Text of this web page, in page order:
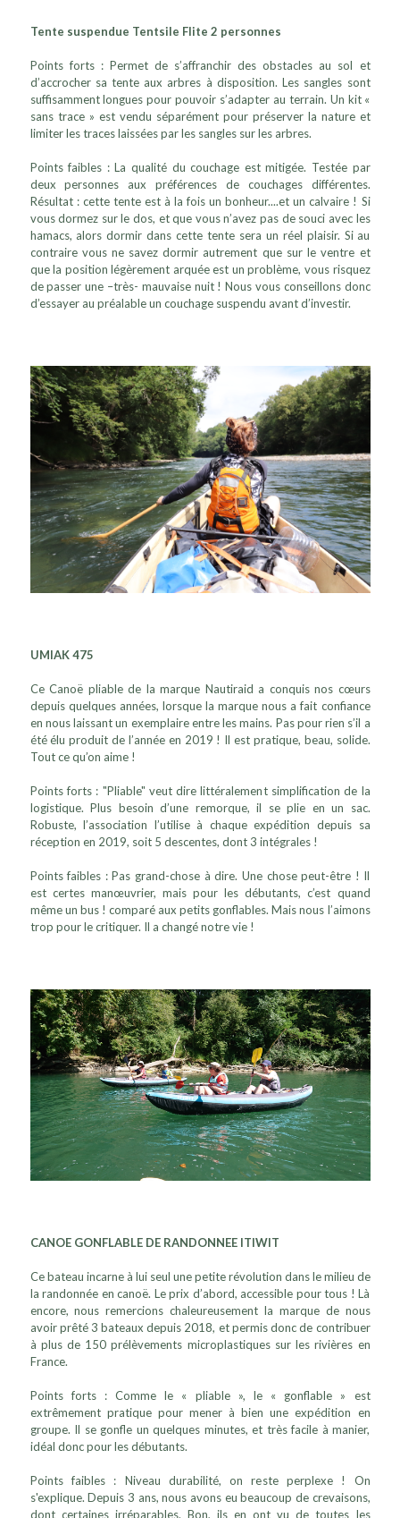
Tente suspendue Tentsile Flite 2 personnes
Points forts : Permet de s’affranchir des obstacles au sol et
d’accrocher sa tente aux arbres à disposition. Les sangles sont
suffisamment longues pour pouvoir s’adapter au terrain. Un kit «
sans trace » est vendu séparément pour préserver la nature et
limiter les traces laissées par les sangles sur les arbres.
Points faibles : La qualité du couchage est mitigée. Testée par
deux personnes aux préférences de couchages différentes.
Résultat : cette tente est à la fois un bonheur....et un calvaire ! Si
vous dormez sur le dos, et que vous n’avez pas de souci avec les
hamacs, alors dormir dans cette tente sera un réel plaisir. Si au
contraire vous ne savez dormir autrement que sur le ventre et
que la position légèrement arquée est un problème, vous risquez
de passer une –très- mauvaise nuit ! Nous vous conseillons donc
d’essayer au préalable un couchage suspendu avant d’investir.
UMIAK 475
Ce Canoë pliable de la marque Nautiraid a conquis nos cœurs
depuis quelques années, lorsque la marque nous a fait confiance
en nous laissant un exemplaire entre les mains. Pas pour rien s’il a
été élu produit de l’année en 2019 ! Il est pratique, beau, solide.
Tout ce qu’on aime !
Points forts : "Pliable" veut dire littéralement simplification de la
logistique. Plus besoin d’une remorque, il se plie en un sac.
Robuste, l’association l’utilise à chaque expédition depuis sa
réception en 2019, soit 5 descentes, dont 3 intégrales !
Points faibles : Pas grand-chose à dire. Une chose peut-être ! Il
est certes manœuvrier, mais pour les débutants, c’est quand
même un bus ! comparé aux petits gonflables. Mais nous l’aimons
trop pour le critiquer. Il a changé notre vie !
CANOE GONFLABLE DE RANDONNEE ITIWIT
Ce bateau incarne à lui seul une petite révolution dans le milieu de
la randonnée en canoë. Le prix d’abord, accessible pour tous ! Là
encore, nous remercions chaleureusement la marque de nous
avoir prêté 3 bateaux depuis 2018, et permis donc de contribuer
à plus de 150 prélèvements microplastiques sur les rivières en
France.
Points forts : Comme le « pliable », le « gonflable » est
extrêmement pratique pour mener à bien une expédition en
groupe. Il se gonfle un quelques minutes, et très facile à manier,
idéal donc pour les débutants.
Points faibles : Niveau durabilité, on reste perplexe ! On
s'explique. Depuis 3 ans, nous avons eu beaucoup de crevaisons,
dont certaines irréparables. Bon, ils en ont vu de toutes les